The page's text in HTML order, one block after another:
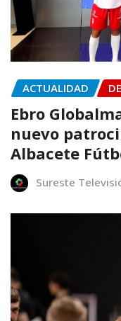
ACTUALIDAD
Ebro
nuevo
Albacete
Sureste